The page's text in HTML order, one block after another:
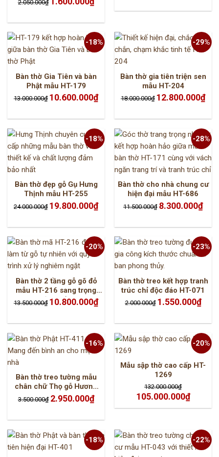
2.050.000₫ gốc
hiện
1.600.000₫.
-18%
Bàn thờ Gia Tiên và bàn
Phật mẫu HT-179
13.000.000₫ Giá
gốc
10.600.000₫Giá
hiện
10.600.000₫.
-29%
Bàn thờ gia tiên triện sen
mẫu HT-204
18.000.000₫ Giá
gốc
12.800.000₫Giá
hiện
-18%
Bàn thờ đẹp gỗ Gụ Hưng
Thịnh mẫu HT-255
24.000.000₫ Giá
gốc
19.800.000₫Giá
hiện
19.800.000₫.
-28%
Bàn thờ cho nhà chung cư
hiện đại mẫu HT-686
11.500.000₫ Giá
gốc
8.300.000₫Giá
hiện
-20%
Bàn thờ 2 tầng gỗ gõ đỏ
mẫu HT-216 sang trọng
đẹp mắt
13.500.000₫ Giá
gốc
10.800.000₫Giá
hiện
10.800.000₫.
-23%
Bàn thờ treo kết hợp tranh
trúc chỉ độc đáo HT-071
2.000.000₫ Giá
gốc
1.550.000₫Giá
hiện
-16%
Bàn thờ treo tường mẫu
chân chữ Thọ gỗ Hương
HT-411
3.500.000₫ Giá
gốc
2.950.000₫Giá
hiện
2.950.000₫.
-20%
Mẫu sập thờ cao cấp HT-
1269
132.000.000₫
Giá
gốc
105.000.000₫Giá
hiện
-18% -22%